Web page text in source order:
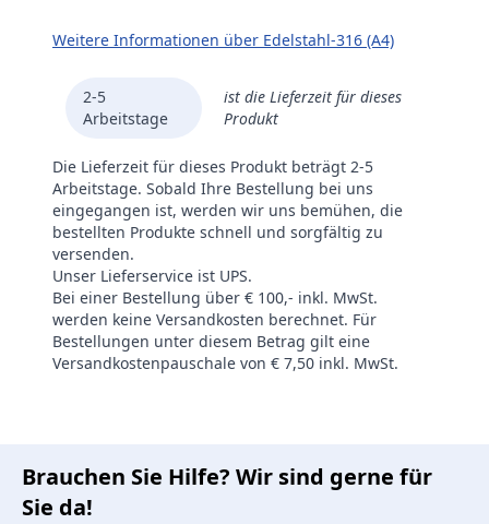
Weitere Informationen über Edelstahl-316 (A4)
2-5
Arbeitstage
ist die Lieferzeit für dieses
Produkt
Die Lieferzeit für dieses Produkt beträgt 2-5
Arbeitstage. Sobald Ihre Bestellung bei uns
eingegangen ist, werden wir uns bemühen, die
bestellten Produkte schnell und sorgfältig zu
versenden.
Unser Lieferservice ist UPS.
Bei einer Bestellung über € 100,- inkl. MwSt.
werden keine Versandkosten berechnet. Für
Bestellungen unter diesem Betrag gilt eine
Versandkostenpauschale von € 7,50 inkl. MwSt.
Brauchen Sie Hilfe? Wir sind gerne für
Sie da!